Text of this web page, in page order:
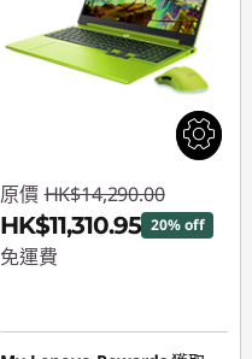
原價 HK$14,290.00
HK$11,310.95 20% off
免運費